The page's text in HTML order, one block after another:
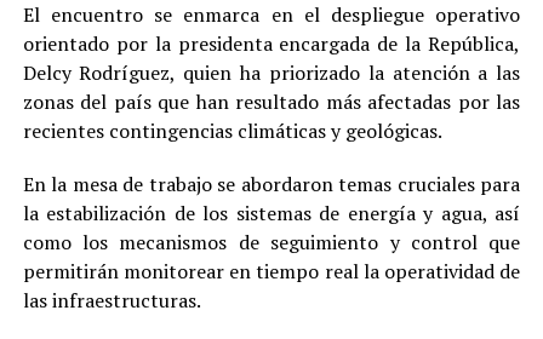
El encuentro se enmarca en el despliegue operativo
orientado por la presidenta encargada de la República,
Delcy Rodríguez, quien ha priorizado la atención a las
zonas del país que han resultado más afectadas por las
recientes contingencias climáticas y geológicas.
En la mesa de trabajo se abordaron temas cruciales para
la estabilización de los sistemas de energía y agua, así
como los mecanismos de seguimiento y control que
permitirán monitorear en tiempo real la operatividad de
las infraestructuras.